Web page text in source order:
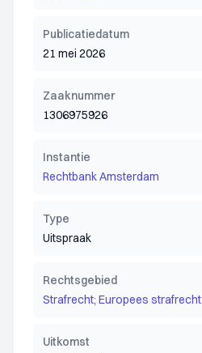
Publicatiedatum
21 mei 2026
Zaaknummer
1306975926
Instantie
Rechtbank Amsterdam
Type
Uitspraak
Rechtsgebied
Strafrecht; Europees strafrecht
Uitkomst